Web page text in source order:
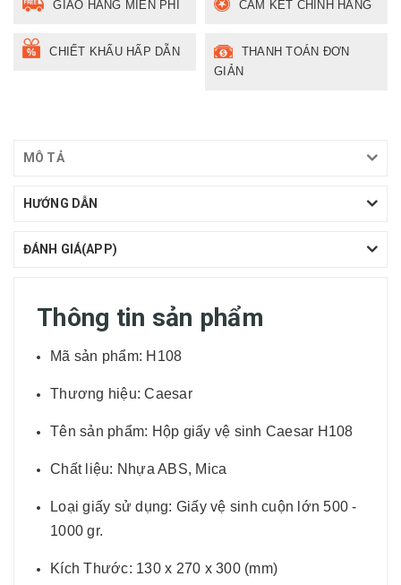
GIAO HÀNG MIỄN PHÍ CAM KẾT CHÍNH HÃNG
CHIẾT KHẤU HẤP DẪN
THANH TOÁN ĐƠN
GIẢN
MÔ TẢ
HƯỚNG DẪN
ĐÁNH GIÁ(APP)
Thông tin sản phẩm
Mã sản phẩm: H108
Thương hiệu: Caesar
Tên sản phẩm: Hộp giấy vệ sinh Caesar H108
Chất liệu: Nhựa ABS, Mica
Loại giấy sử dụng: Giấy vệ sinh cuộn lớn 500 -
1000 gr.
Kích Thước: 130 x 270 x 300 (mm)